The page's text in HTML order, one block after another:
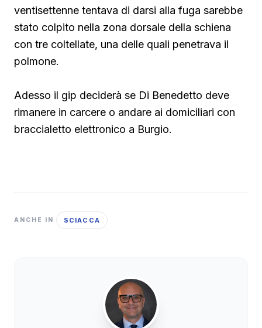
ventisettenne tentava di darsi alla fuga sarebbe
stato colpito nella zona dorsale della schiena
con tre coltellate, una delle quali penetrava il
polmone.
Adesso il gip deciderà se Di Benedetto deve
rimanere in carcere o andare ai domiciliari con
braccialetto elettronico a Burgio.
ANCHE IN SCIACCA